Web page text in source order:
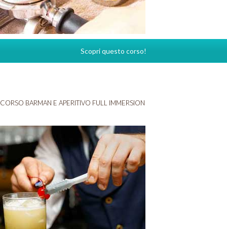
Scopri questo corso!
CORSO BARMAN E APERITIVO FULL IMMERSION